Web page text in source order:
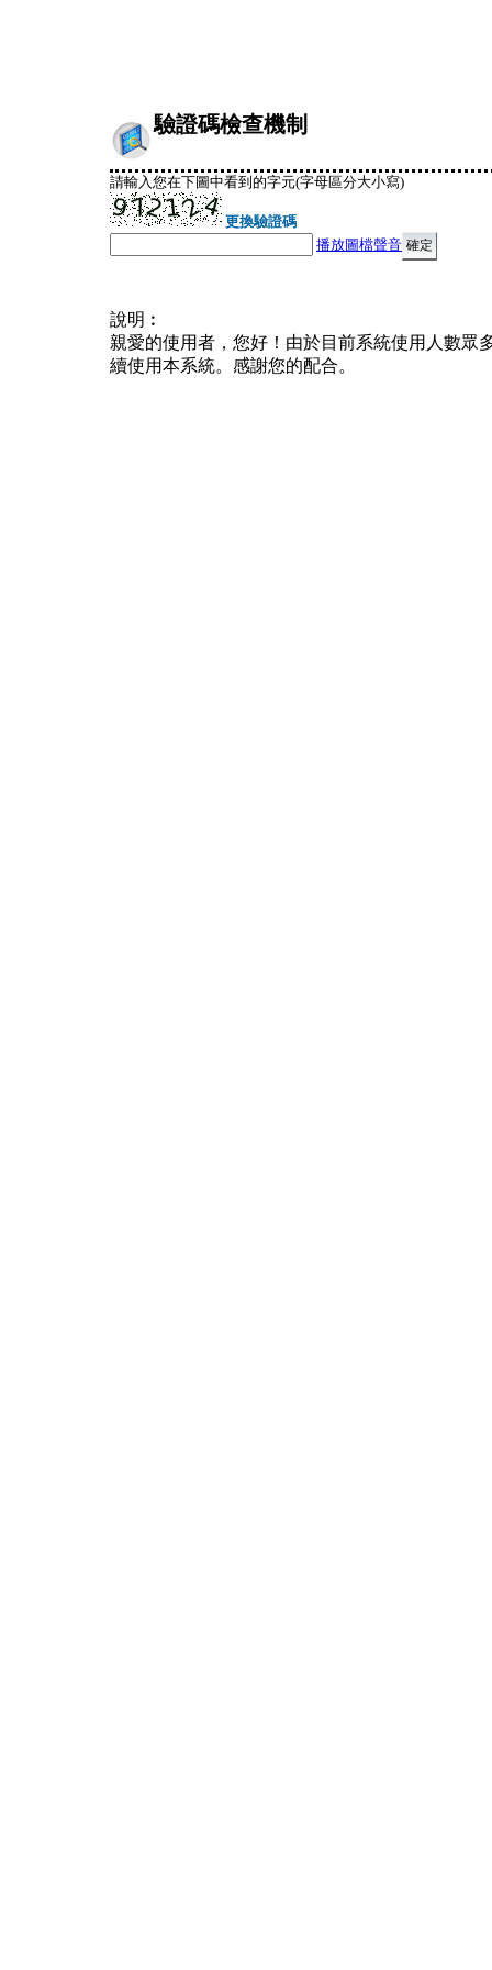
驗證碼檢查機制
請輸入您在下圖中看到的字元(字母區分大小寫)
更換驗證碼
播放圖檔聲音
說明︰
親愛的使用者，您好！由於目前系統使用人數眾
續使用本系統。感謝您的配合。